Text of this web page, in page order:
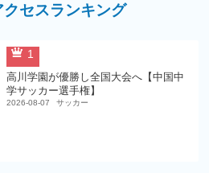
クセスランキング
1
高川学園が優勝し全国大会へ【中国中
学サッカー選手権】
2026-08-07 サッカー